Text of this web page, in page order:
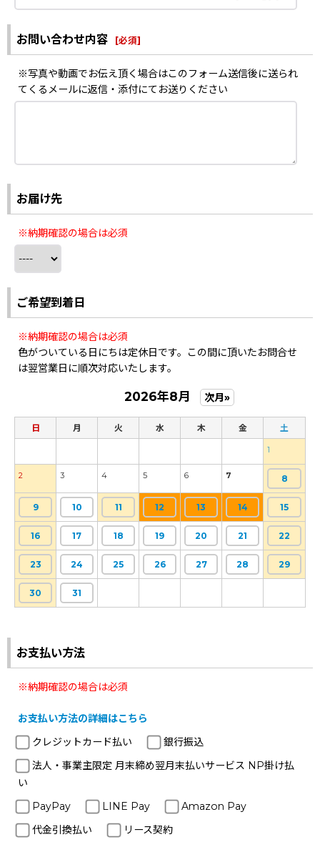
お問い合わせ内容 [必須]
※写真や動画でお伝え頂く場合はこのフォーム送信後に送られ
てくるメールに返信・添付にてお送りください
お届け先
※納期確認の場合は必須
ご希望到着日
※納期確認の場合は必須
色がついている日にちは定休日です。この間に頂いたお問合せ
は翌営業日に順次対応いたします。
2026年8月 次月»
日 月 火 水 木 金 土
1
2 3 4 5 6 7 8
9 10 11 12 13 14 15
16 17 18 19 20 21 22
23 24 25 26 27 28 29
30 31
お支払い方法
※納期確認の場合は必須
お支払い方法の詳細はこちら
クレジットカード払い
銀行振込
法人・事業主限定 月末締め翌月末払いサービス NP掛け払
い
PayPay
LINE Pay
Amazon Pay
代金引換払い
リース契約